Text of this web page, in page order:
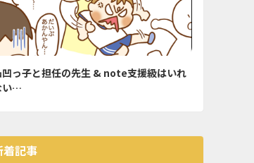
凹っ子と担任の先生 & note支援級はいれ
い…
着記事